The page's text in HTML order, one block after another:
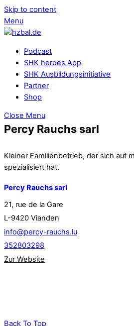
Skip to content
Menu
Podcast
SHK heroes App
SHK Ausbildungsinitiative
Partner
Shop
Close Menu
Percy Rauchs sarl
Kleiner Familienbetrieb, der sich auf
spezialisiert hat.
Percy Rauchs sarl
21, rue de la Gare
L-9420 Vianden
info@percy-rauchs.lu
352803298
Zur Website
Back To Top